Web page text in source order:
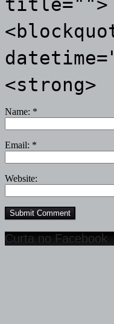
<strong>
Name: *
Email: *
Website:
Curta no Facebook